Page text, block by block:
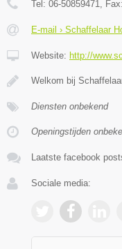
Tel: 06-50859471 , Fax:
E-mail › Schaffelaar
Website: http://
Welkom bij
Diensten onbekend
Openingstijden
Laatste facebook
Sociale media: